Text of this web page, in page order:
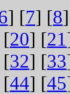
] [7] [8
20] [21
32] [33
44] [45